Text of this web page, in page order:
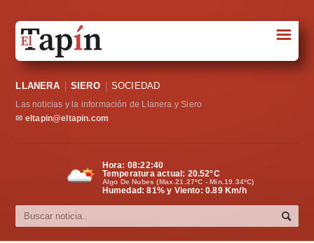
Sociedad
Política
Cultura
☰
LLANERA SIERO SOCIEDAD
Las noticias y la información de Llanera y Siero
✉ eltapin@eltapin.com
Hora: 08:22:41
Temperatura actual: 20.52°C
Algo De Nubes (Max.21.27ºC - Min.19.34ºC)
Humedad: 81% y Viento: 0.89 Km/h